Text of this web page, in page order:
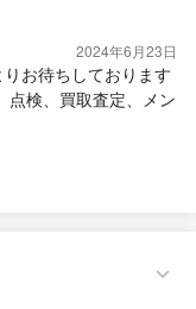
2024年6月23日
お待ちしております
点検、買取査定、メン